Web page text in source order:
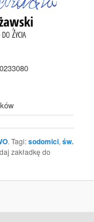
. Tagi:sodomici,św.
zakładkę do